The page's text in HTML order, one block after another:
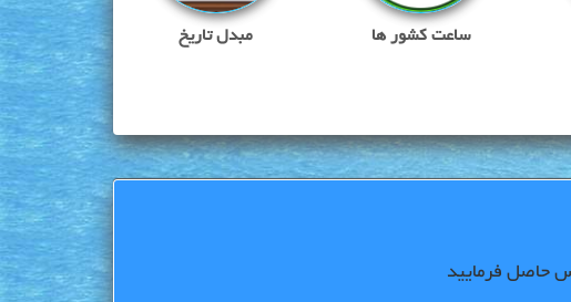
ساعت کشور ها مبدل تاریخ
حاصل فرمایید